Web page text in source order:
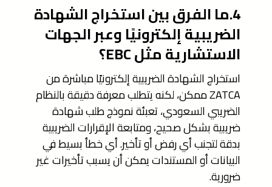
4.ما الفرق بين استخراج الشهادة
الضريبية إلكترونيًا وعبر الجهات
الاستشارية مثل EBC؟
استخراج الشهادة الضريبية إلكترونيًا مباشرة من
ZATCA ممكن، لكنه يتطلب معرفة دقيقة بالنظام
الضريبي السعودي، تعبئة نموذج طلب شهادة
ضريبية بشكل صحيح، ومتابعة الإقرارات الضريبية
بدقة لتجنب أي رفض أو تأخير. أي خطأ بسيط في
البيانات أو المستندات يمكن أن يسبب تأخيرات غير
ضرورية.